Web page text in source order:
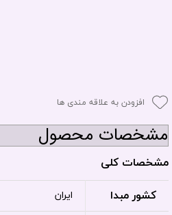
افزودن به علاقه مندی ها
مشخصات محصول
مشخصات کلی
کشور مبدا ایران